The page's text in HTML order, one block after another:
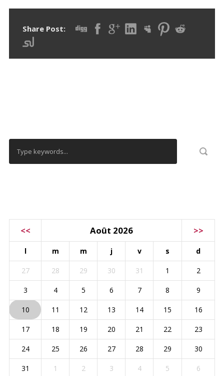
Share Post:
<< Août 2026 >>
l m m j v s d
27 28 29 30 31 1 2
3 4 5 6 7 8 9
10 11 12 13 14 15 16
17 18 19 20 21 22 23
24 25 26 27 28 29 30
31 1 2 3 4 5 6